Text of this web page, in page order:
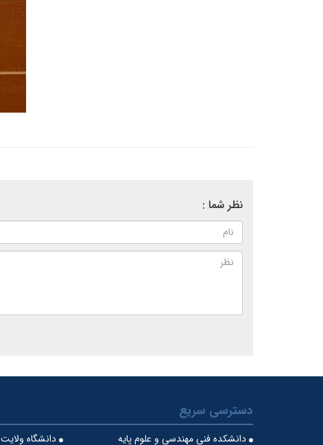
نظر شما :
دسترسی سریع
دانشگاه ولایت دانشکده فنی مهندسی و علوم پایه